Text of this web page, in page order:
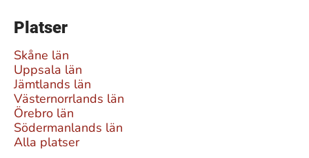
Platser
Skåne län
Uppsala län
Jämtlands län
Västernorrlands län
Örebro län
Södermanlands län
Alla platser